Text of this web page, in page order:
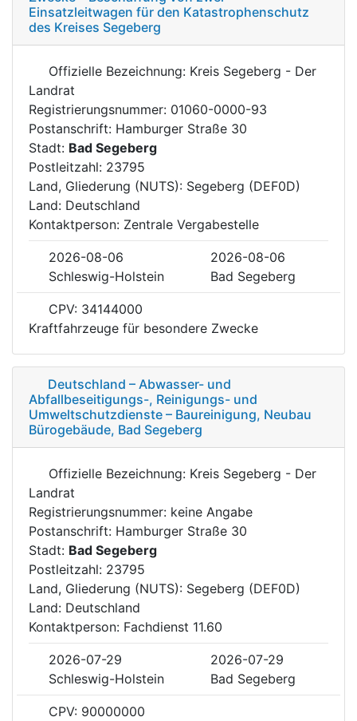
Einsatzleitwagen für den Katastrophenschutz
des Kreises Segeberg
Offizielle Bezeichnung: Kreis Segeberg - Der
Landrat
Registrierungsnummer: 01060-0000-93
Postanschrift: Hamburger Straße 30
Stadt: Bad Segeberg
Postleitzahl: 23795
Land, Gliederung (NUTS): Segeberg (DEF0D)
Land: Deutschland
Kontaktperson: Zentrale Vergabestelle
2026-08-06
2026-08-06
Schleswig-Holstein
Bad Segeberg
CPV: 34144000
Kraftfahrzeuge für besondere Zwecke
Deutschland – Abwasser- und
Abfallbeseitigungs-, Reinigungs- und
Umweltschutzdienste – Baureinigung, Neubau
Bürogebäude, Bad Segeberg
Offizielle Bezeichnung: Kreis Segeberg - Der
Landrat
Registrierungsnummer: keine Angabe
Postanschrift: Hamburger Straße 30
Stadt: Bad Segeberg
Postleitzahl: 23795
Land, Gliederung (NUTS): Segeberg (DEF0D)
Land: Deutschland
Kontaktperson: Fachdienst 11.60
2026-07-29
2026-07-29
Schleswig-Holstein
Bad Segeberg
CPV: 90000000